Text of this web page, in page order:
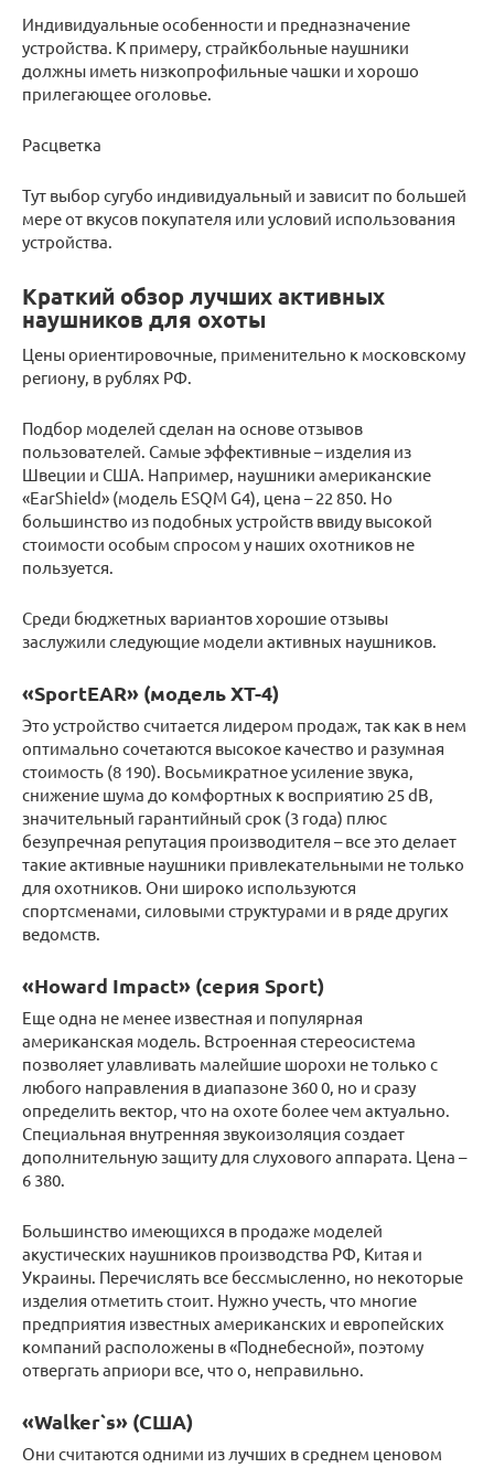
Индивидуальные особенности и предназначение
устройства. К примеру, страйкбольные наушники
должны иметь низкопрофильные чашки и хорошо
прилегающее оголовье.
Расцветка
Тут выбор сугубо индивидуальный и зависит по большей
мере от вкусов покупателя или условий использования
устройства.
Краткий обзор лучших активных
наушников для охоты
Цены ориентировочные, применительно к московскому
региону, в рублях РФ.
Подбор моделей сделан на основе отзывов
пользователей. Самые эффективные – изделия из
Швеции и США. Например, наушники американские
«EarShield» (модель ESQM G4), цена – 22 850. Но
большинство из подобных устройств ввиду высокой
стоимости особым спросом у наших охотников не
пользуется.
Среди бюджетных вариантов хорошие отзывы
заслужили следующие модели активных наушников.
«SportEAR» (модель XT-4)
Это устройство считается лидером продаж, так как в нем
оптимально сочетаются высокое качество и разумная
стоимость (8 190). Восьмикратное усиление звука,
снижение шума до комфортных к восприятию 25 dB,
значительный гарантийный срок (3 года) плюс
безупречная репутация производителя – все это делает
такие активные наушники привлекательными не только
для охотников. Они широко используются
спортсменами, силовыми структурами и в ряде других
ведомств.
«Howard Impact» (серия Sport)
Еще одна не менее известная и популярная
американская модель. Встроенная стереосистема
позволяет улавливать малейшие шорохи не только с
любого направления в диапазоне 360 0, но и сразу
определить вектор, что на охоте более чем актуально.
Специальная внутренняя звукоизоляция создает
дополнительную защиту для слухового аппарата. Цена –
6 380.
Большинство имеющихся в продаже моделей
акустических наушников производства РФ, Китая и
Украины. Перечислять все бессмысленно, но некоторые
изделия отметить стоит. Нужно учесть, что многие
предприятия известных американских и европейских
компаний расположены в «Поднебесной», поэтому
отвергать априори все, что о, неправильно.
«Walker`s» (США)
Они считаются одними из лучших в среднем ценовом